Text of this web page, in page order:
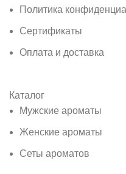
Политика
Сертификаты
Оплата и доставка
Каталог
Мужские ароматы
Женские ароматы
Сеты ароматов